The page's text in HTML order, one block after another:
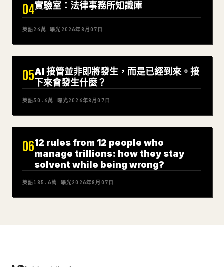
04實驗室：法律事務所知識庫
英語24萬 曝光 2026年8月07日
05AI 接管並非即將發生，而是已經到來。接
下來會發生什麼？
英語30.6萬 曝光2026年8月07日
0612 rules from 12 people who
manage trillions: how they stay
solvent while being wrong?
英語185.6萬 曝光2026年8月07日